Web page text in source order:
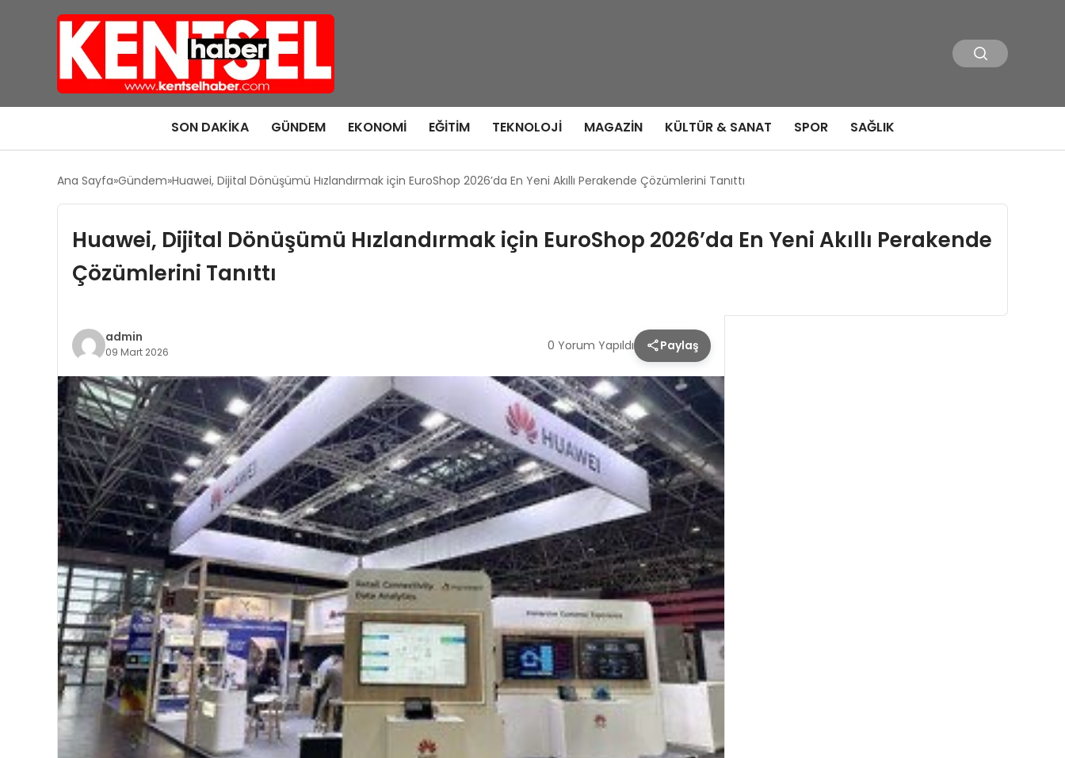
SON DAKIKA GÜNDEM EKONOMI EĞITIM TEKNOLOJI MAGAZIN KÜLTÜR & SANAT SPOR SAĞLIK
Ana Sayfa Gündem Huawei, Dijital Dönüşümü Hızlandırmak için EuroShop 2026’da En Yeni Akıllı Perakende Çözümlerini Tanıttı
Huawei, Dijital Dönüşümü Hızlandırmak için EuroShop 2026’da En Yeni Akıllı Perakende
Çözümlerini Tanıttı
admin
09 Mart 2026 0 Yorum Yapıldı Paylaş